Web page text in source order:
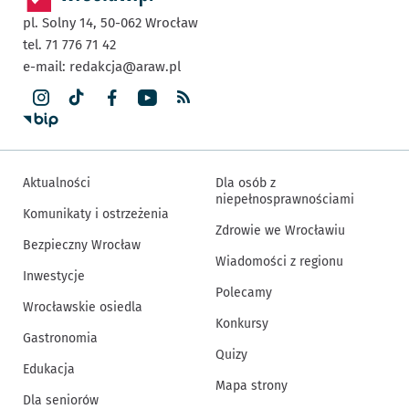
pl. Solny 14, 50-062 Wrocław
tel. 71 776 71 42
e-mail: redakcja@araw.pl
Aktualności
Komunikaty i ostrzeżenia
Bezpieczny Wrocław
Inwestycje
Wrocławskie osiedla
Gastronomia
Edukacja
Dla seniorów
Dla osób z
niepełnosprawnościami
Zdrowie we Wrocławiu
Wiadomości z regionu
Polecamy
Konkursy
Quizy
Mapa strony